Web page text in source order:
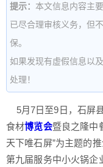
提示： 本文信息内容主
已尽合理审核义务，但
保。
如果发现有虚假信息以
处理！
5月7日至9日，石屏
食材博览会暨良之隆中
天下唯石屏”为主题的
第九届服务中小火锅企